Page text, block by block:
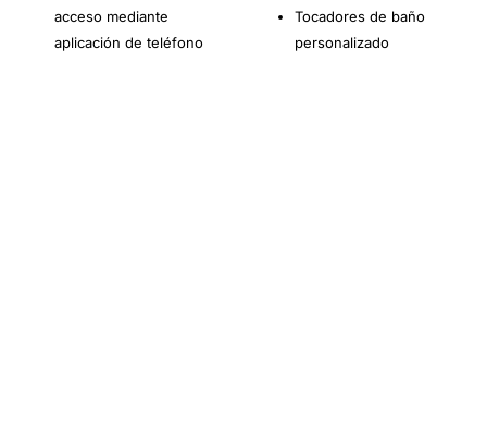
acceso mediante
aplicación de teléfono
Tocadores de baño
personalizado